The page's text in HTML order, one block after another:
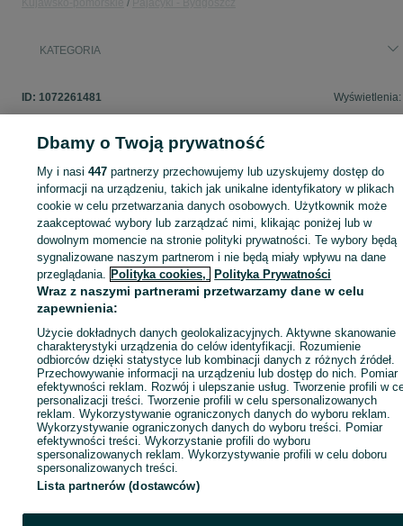
KATEGORIA
ID: 1072261481 Wyświetlenia:
Zaloguj się lub załóż konto na OLX, aby skontaktować się z
sprzedającym
Zaloguj się / Załóż konto
Dbamy o Twoją prywatność
My i nasi447 partnerzy przechowujemy lub uzyskujemy dostęp do
informacji na urządzeniu, takich jak unikalne identyfikatory w plikach
cookie w celu przetwarzania danych osobowych. Użytkownik może
zaakceptować wybory lub zarządzać nimi, klikając poniżej lub w
dowolnym momencie na stronie polityki prywatności. Te wybory będą
sygnalizowane naszym partnerom i nie będą miały wpływu na dane
przeglądania. Polityka cookies, Polityka Prywatności
Wraz z naszymi partnerami przetwarzamy dane w celu
zapewnienia:
Użycie dokładnych danych geolokalizacyjnych. Aktywne skanowanie
charakterystyki urządzenia do celów identyfikacji. Rozumienie
odbiorców dzięki statystyce lub kombinacji danych z różnych źródeł.
Przechowywanie informacji na urządzeniu lub dostęp do nich. Pomiar
efektywności reklam. Rozwój i ulepszanie usług. Tworzenie profili w
personalizacji treści. Tworzenie profili w celu spersonalizowanych
reklam. Wykorzystywanie ograniczonych danych do wyboru reklam.
Wykorzystywanie ograniczonych danych do wyboru treści. Pomiar
efektywności treści. Wykorzystanie profili do wyboru
spersonalizowanych reklam. Wykorzystywanie profili w celu doboru
spersonalizowanych treści.
Lista partnerów (dostawców)